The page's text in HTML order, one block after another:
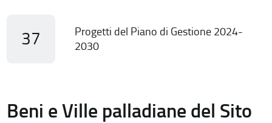
37
Progetti del Piano di Gestione 2024-
2030
Beni e Ville palladiane del Sito